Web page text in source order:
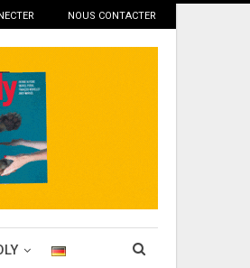
NOUS CONTACTER